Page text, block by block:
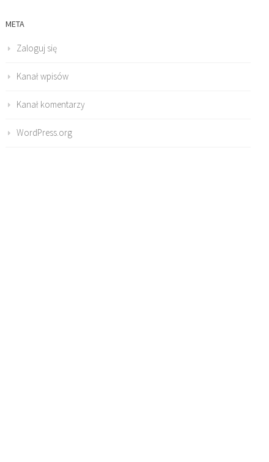
META
Zaloguj się
Kanał wpisów
Kanał komentarzy
WordPress.org